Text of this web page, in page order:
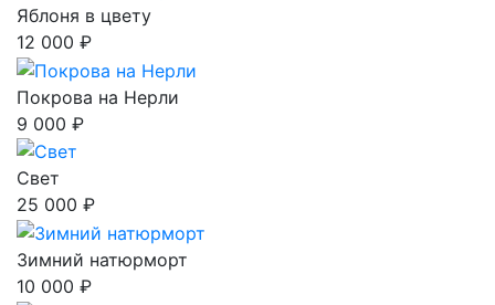
Яблоня в цвету
12 000 ₽
Покрова на Нерли
9 000 ₽
Свет
25 000 ₽
Зимний натюрморт
10 000 ₽